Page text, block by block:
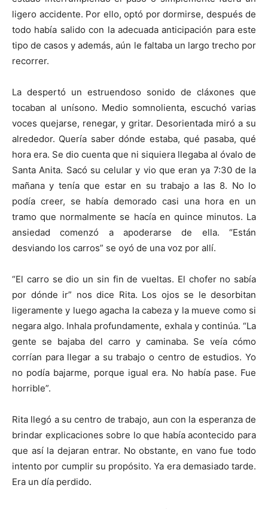
ligero accidente. Por ello, optó por dormirse, después de
todo había salido con la adecuada anticipación para este
tipo de casos y además, aún le faltaba un largo trecho por
recorrer.
La despertó un estruendoso sonido de cláxones que
tocaban al unísono. Medio somnolienta, escuchó varias
voces quejarse, renegar, y gritar. Desorientada miró a su
alrededor. Quería saber dónde estaba, qué pasaba, qué
hora era. Se dio cuenta que ni siquiera llegaba al óvalo de
Santa Anita. Sacó su celular y vio que eran ya 7:30 de la
mañana y tenía que estar en su trabajo a las 8. No lo
podía creer, se había demorado casi una hora en un
tramo que normalmente se hacía en quince minutos. La
ansiedad comenzó a apoderarse de ella. “Están
desviando los carros” se oyó de una voz por allí.
“El carro se dio un sin fin de vueltas. El chofer no sabía
por dónde ir” nos dice Rita. Los ojos se le desorbitan
ligeramente y luego agacha la cabeza y la mueve como si
negara algo. Inhala profundamente, exhala y continúa. “La
gente se bajaba del carro y caminaba. Se veía cómo
corrían para llegar a su trabajo o centro de estudios. Yo
no podía bajarme, porque igual era. No había pase. Fue
horrible”.
Rita llegó a su centro de trabajo, aun con la esperanza de
brindar explicaciones sobre lo que había acontecido para
que así la dejaran entrar. No obstante, en vano fue todo
intento por cumplir su propósito. Ya era demasiado tarde.
Era un día perdido.